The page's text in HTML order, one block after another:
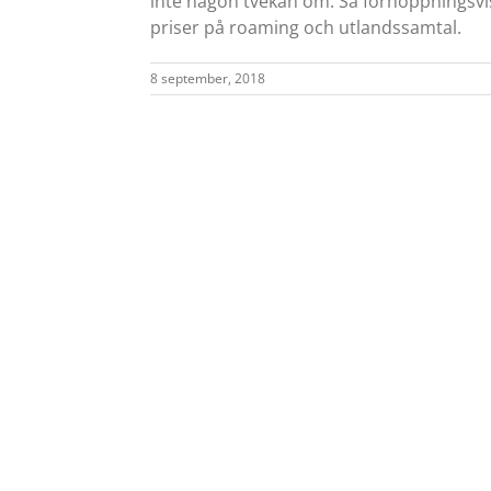
priser på roaming och utlandssamtal.
8 september, 2018